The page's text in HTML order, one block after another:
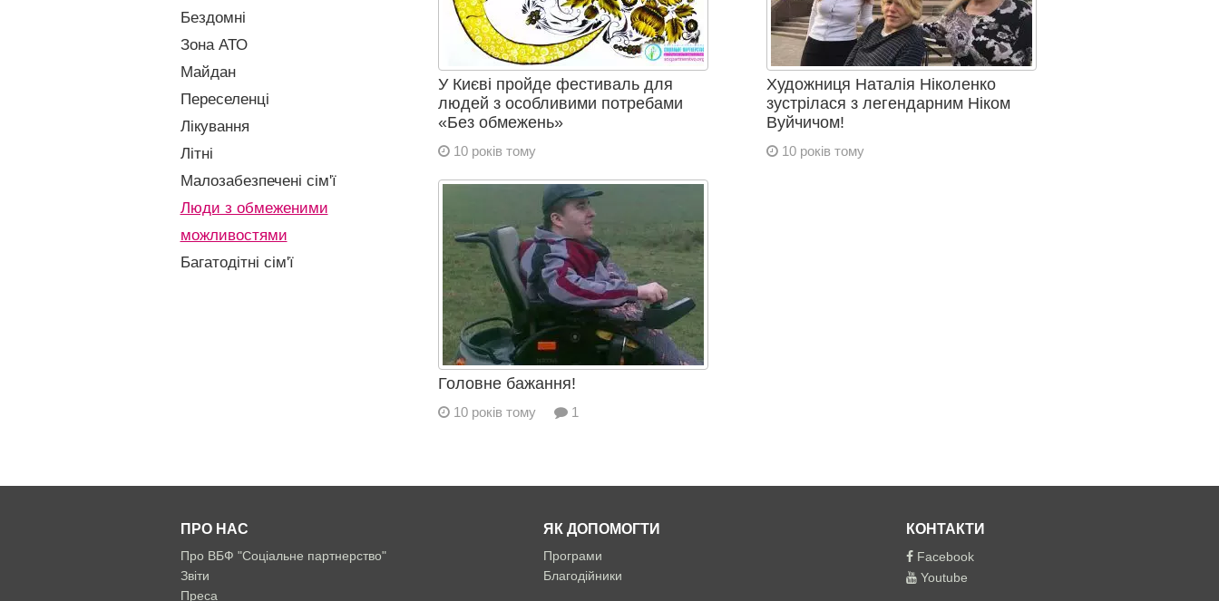
Бездомні
Зона АТО
Майдан
Переселенці
Лікування
Літні
Малозабезпечені сім'ї
Люди з обмеженими
можливостями
Багатодітні сім'ї
У Києві пройде фестиваль для
людей з особливими потребами
«Без обмежень»
10 років тому
Художниця Наталія Ніколенко
зустрілася з легендарним Ніком
Вуйчичом!
10 років тому
Головне бажання!
10 років тому 1
ПРО НАС
Про ВБФ "Соціальне партнерство"
Звіти
Преса
ЯК ДОПОМОГТИ
Програми
Благодійники
КОНТАКТИ
Facebook
Youtube